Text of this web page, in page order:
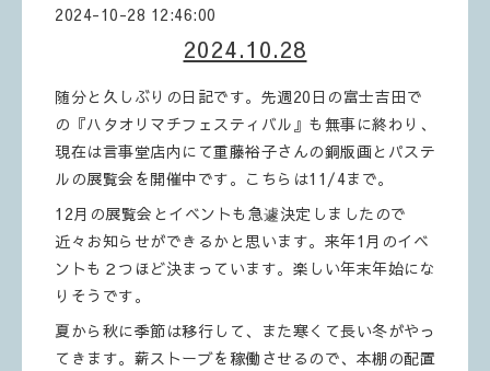
2024-10-28 12:46:00
2024.10.28
随分と久しぶりの日記です。先週20日の富士吉田で
の『ハタオリマチフェスティバル』も無事に終わり、
現在は言事堂店内にて重藤裕子さんの銅版画とパステ
ルの展覧会を開催中です。こちらは11/4まで。
12月の展覧会とイベントも急遽決定しましたので
近々お知らせができるかと思います。来年1月のイベ
ントも２つほど決まっています。楽しい年末年始にな
りそうです。
夏から秋に季節は移行して、また寒くて長い冬がやっ
てきます。薪ストーブを稼働させるので、本棚の配置